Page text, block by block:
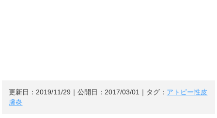
更新日： 2019/11/29 ｜公開日： 2017/03/01 ｜タグ： アトピー性皮
膚炎